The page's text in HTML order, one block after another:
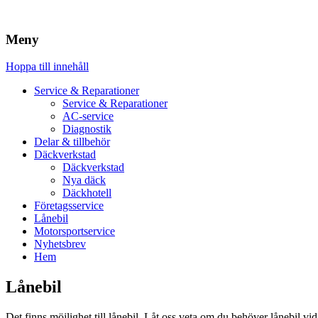
Meny
Hoppa till innehåll
Service & Reparationer
Service & Reparationer
AC-service
Diagnostik
Delar & tillbehör
Däckverkstad
Däckverkstad
Nya däck
Däckhotell
Företagsservice
Lånebil
Motorsportservice
Nyhetsbrev
Hem
Lånebil